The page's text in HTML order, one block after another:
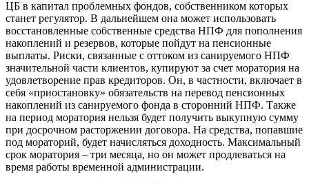
ЦБ в капитал проблемных фондов, собственником которых
станет регулятор. В дальнейшем она может использовать
восстановленные собственные средства НПФ для пополнения
накоплений и резервов, которые пойдут на пенсионные
выплаты. Риски, связанные с оттоком из санируемого НПФ
значительной части клиентов, купируют за счет моратория на
удовлетворение прав кредиторов. Он, в частности, включает в
себя «приостановку» обязательств на перевод пенсионных
накоплений из санируемого фонда в сторонний НПФ. Также
на период моратория нельзя будет получить выкупную сумму
при досрочном расторжении договора. На средства, попавшие
под мораторий, будет начисляться доходность. Максимальный
срок моратория – три месяца, но он может продлеваться на
время работы временной администрации.